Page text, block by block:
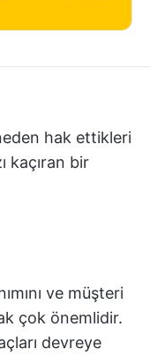
hak ettikleri
kaçıran bir
ve müşteri
çok önemlidir.
devreye